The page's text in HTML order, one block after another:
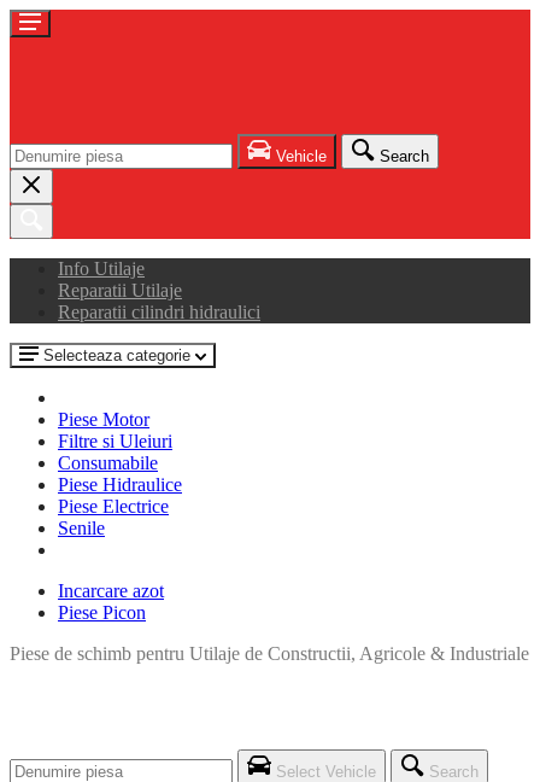
Vehicle Search
Info Utilaje
Reparatii Utilaje
Reparatii cilindri hidraulici
Selecteaza categorie
Piese Motor
Filtre si Uleiuri
Consumabile
Piese Hidraulice
Piese Electrice
Senile
Incarcare azot
Piese Picon
Piese de schimb pentru Utilaje de Constructii, Agricole & Industriale
Select Vehicle Search